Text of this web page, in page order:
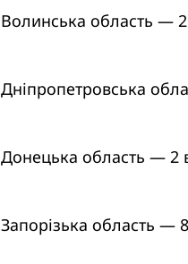
Волинська область —
Дніпропетровська
Донецька область — 2
Запорізька область —